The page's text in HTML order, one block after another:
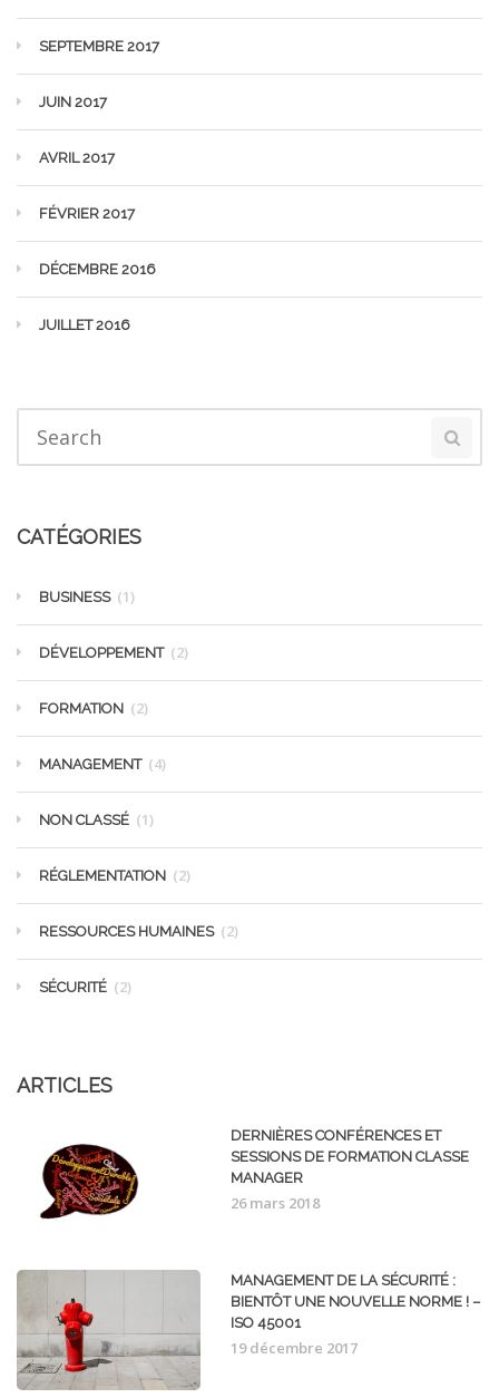
SEPTEMBRE 2017
JUIN 2017
AVRIL 2017
FÉVRIER 2017
DÉCEMBRE 2016
JUILLET 2016
CATÉGORIES
BUSINESS (1)
DÉVELOPPEMENT (2)
FORMATION (2)
MANAGEMENT (4)
NON CLASSÉ (1)
RÉGLEMENTATION (2)
RESSOURCES HUMAINES (2)
SÉCURITÉ (2)
ARTICLES
DERNIÈRES CONFÉRENCES ET
SESSIONS DE FORMATION CLASSE
MANAGER
26 mars 2018
MANAGEMENT DE LA SÉCURITÉ :
BIENTÔT UNE NOUVELLE NORME ! –
ISO 45001
19 décembre 2017